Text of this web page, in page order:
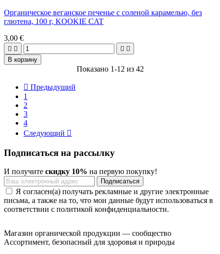
Органическое веганское печенье с соленой карамелью, без
глютена, 100 г, KOOKIE CAT
3,00 €
   
В корзину
Показано 1-12 из 42
 Предыдущий
1
2
3
4
Следующий 
Подписаться на рассылку
И получите скидку 10% на первую покупку!
Я согласен(а) получать рекламные и другие электронные
письма, а также на то, что мои данные будут использоваться в
соответствии с политикой конфиденциальности.
Магазин органической продукции — сообщество
Ассортимент, безопасный для здоровья и природы